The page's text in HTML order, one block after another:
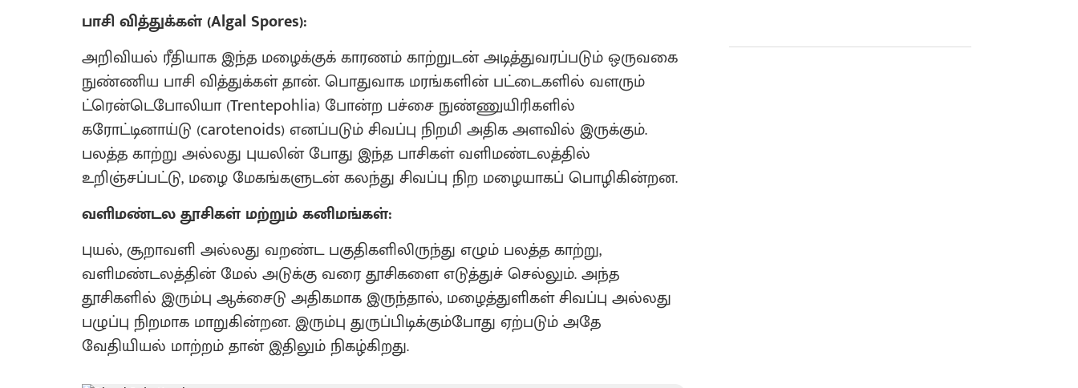
பாசி வித்துக்கள் (Algal Spores):
அறிவியல் ரீதியாக இந்த மழைக்குக் காரணம் காற்றுடன் அடித்துவரப்படும் ஒருவகை
நுண்ணிய பாசி வித்துக்கள் தான். பொதுவாக மரங்களின் பட்டைகளில் வளரும்
ட்ரென்டெபோலியா (Trentepohlia) போன்ற பச்சை நுண்ணுயிரிகளில்
கரோட்டினாய்டு (carotenoids) எனப்படும் சிவப்பு நிறமி அதிக அளவில் இருக்கும்.
பலத்த காற்று அல்லது புயலின் போது இந்த பாசிகள் வளிமண்டலத்தில்
உறிஞ்சப்பட்டு, மழை மேகங்களுடன் கலந்து சிவப்பு நிற மழையாகப் பொழிகின்றன.
வளிமண்டல தூசிகள் மற்றும் கனிமங்கள்:
புயல், சூறாவளி அல்லது வறண்ட பகுதிகளிலிருந்து எழும் பலத்த காற்று,
வளிமண்டலத்தின் மேல் அடுக்கு வரை தூசிகளை எடுத்துச் செல்லும். அந்த
தூசிகளில் இரும்பு ஆக்சைடு அதிகமாக இருந்தால், மழைத்துளிகள் சிவப்பு அல்லது
பழுப்பு நிறமாக மாறுகின்றன. இரும்பு துருப்பிடிக்கும்போது ஏற்படும் அதே
வேதியியல் மாற்றம் தான் இதிலும் நிகழ்கிறது.